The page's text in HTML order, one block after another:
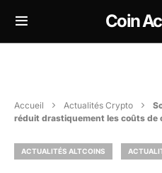
Coin
Accueil Actualités Crypto
réduit drastiquement les coûts de
ACTUALITÉS ALTCOINS